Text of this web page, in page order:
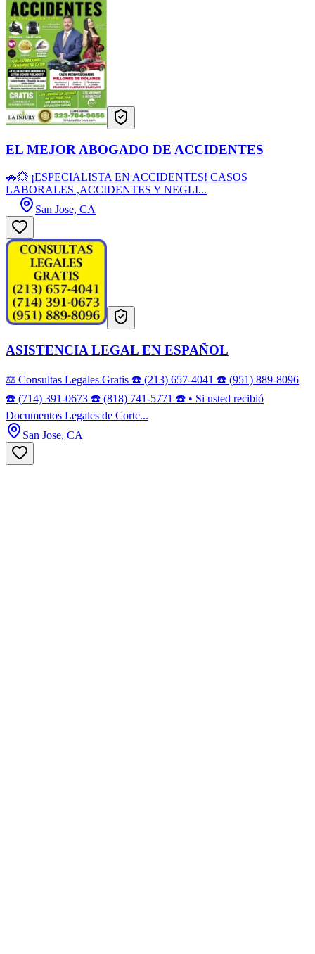
EL MEJOR ABOGADO DE ACCIDENTES
🚗💥 ¡ESPECIALISTA EN ACCIDENTES! CASOS
LABORALES ,ACCIDENTES Y NEGLI...
San Jose, CA
ASISTENCIA LEGAL EN ESPAÑOL
⚖️ Consultas Legales Gratis ☎️ (213) 657-4041 ☎️ (951) 889-8096
☎️ (714) 391-0673 ☎️ (818) 741-5771 ☎️ • Si usted recibió
Documentos Legales de Corte...
San Jose, CA